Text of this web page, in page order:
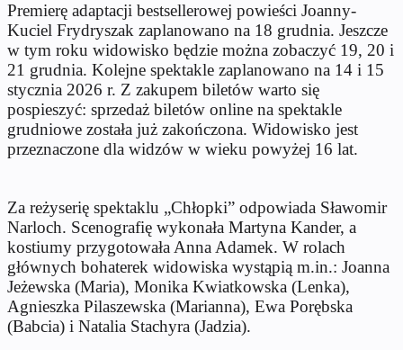
Premierę adaptacji bestsellerowej powieści Joanny-
Kuciel Frydryszak zaplanowano na 18 grudnia. Jeszcze
w tym roku widowisko będzie można zobaczyć 19, 20 i
21 grudnia. Kolejne spektakle zaplanowano na 14 i 15
stycznia 2026 r. Z zakupem biletów warto się
pospieszyć: sprzedaż biletów online na spektakle
grudniowe została już zakończona. Widowisko jest
przeznaczone dla widzów w wieku powyżej 16 lat.
Za reżyserię spektaklu „Chłopki” odpowiada Sławomir
Narloch. Scenografię wykonała Martyna Kander, a
kostiumy przygotowała Anna Adamek. W rolach
głównych bohaterek widowiska wystąpią m.in.: Joanna
Jeżewska (Maria), Monika Kwiatkowska (Lenka),
Agnieszka Pilaszewska (Marianna), Ewa Porębska
(Babcia) i Natalia Stachyra (Jadzia).